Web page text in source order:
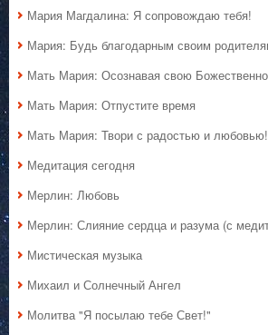
Мария Магдалина: Я сопровождаю тебя!
Мария: Будь благодарным своим
Мать Мария: Осознавая свою
Мать Мария: Отпустите время
Мать Мария: Твори с радостью и любовью!
Медитация сегодня
Мерлин: Любовь
Мерлин: Слияние сердца и разума (с
Мистическая музыка
Михаил и Солнечный Ангел
Молитва "Я посылаю тебе Свет!"